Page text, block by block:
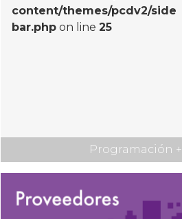
content/themes/pcdv2/side
bar.php on line25
Programación +